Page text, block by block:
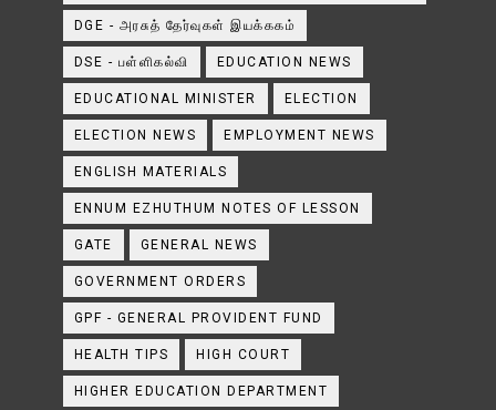
DGE - அரசுத் தேர்வுகள் இயக்ககம்
DSE - பள்ளிகல்வி EDUCATION NEWS
EDUCATIONAL MINISTER ELECTION
ELECTION NEWS EMPLOYMENT NEWS
ENGLISH MATERIALS
ENNUM EZHUTHUM NOTES OF LESSON
GATE GENERAL NEWS
GOVERNMENT ORDERS
GPF - GENERAL PROVIDENT FUND
HEALTH TIPS HIGH COURT
HIGHER EDUCATION DEPARTMENT